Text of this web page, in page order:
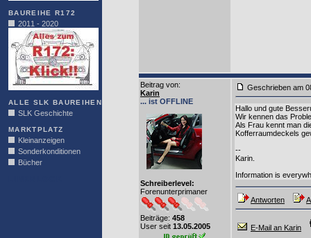
BAUREIHE R172
2011 - 2020
ALLE SLK BAUREIHEN
SLK Geschichte
MARKTPLATZ
Kleinanzeigen
Sonderkonditionen
Bücher
Beitrag von:
Karin
... ist OFFLINE
Schreiberlevel:
Forenunterprimaner
Beiträge: 458
User seit 13.05.2005
Geschrieben am
Hallo und gute
Wir kennen das
Als Frau kennt man
Kofferraumdeckels
--
Karin.
Information is
Antworten
E-Mail an Karin